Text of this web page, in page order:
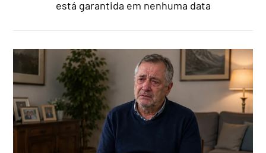
está garantida em nenhuma data